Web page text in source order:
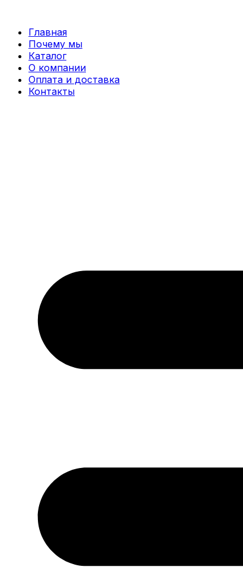
содержимому
Главная
Почему мы
Каталог
О компании
Оплата и доставка
Контакты